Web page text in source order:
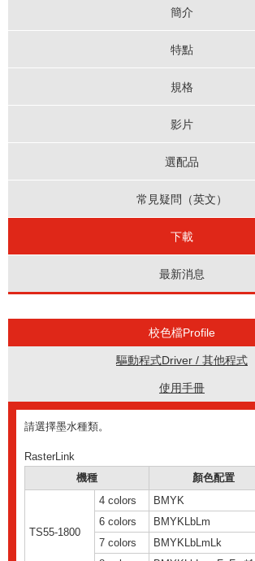
簡介
特點
規格
影片
選配品
常見疑問（英文）
下載
最新消息
校色檔Profile
驅動程式Driver / 其他程式
使用手冊
請選擇墨水種類。
RasterLink
機種
顏色配置
TS55-1800
4 colors BMYK
6 colors
BMYKLbLm
7 colors
BMYKLbLmLk